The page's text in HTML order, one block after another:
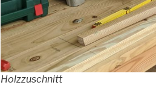
Holzzuschnitt